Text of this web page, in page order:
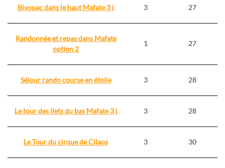
Bivouac dans le haut Mafate 3 j 3 27
Randonnée et repas dans Mafate
option 2
1 27
Séjour rando course en étoile 3 28
Le tour des ilets du bas Mafate 3 j 3 28
Le Tour du cirque de Cilaos 3 30